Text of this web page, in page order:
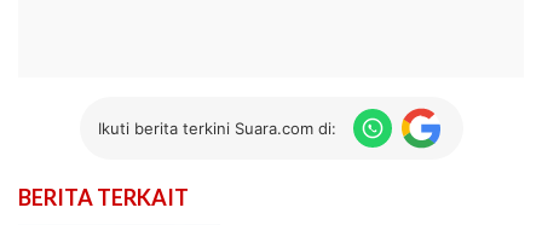
Ikuti berita terkini Suara.com di:
BERITA TERKAIT